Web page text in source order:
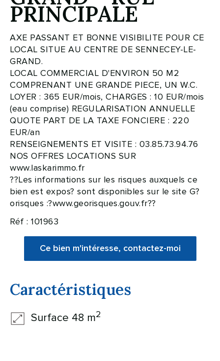
PRINCIPALE
AXE PASSANT ET BONNE VISIBILITE POUR CE
LOCAL SITUE AU CENTRE DE SENNECEY-LE-
GRAND.
LOCAL COMMERCIAL D'ENVIRON 50 M2
COMPRENANT UNE GRANDE PIECE, UN W.C.
LOYER : 365 EUR/mois, CHARGES : 10 EUR/mois
(eau comprise) REGULARISATION ANNUELLE
QUOTE PART DE LA TAXE FONCIERE : 220
EUR/an
RENSEIGNEMENTS ET VISITE : 03.85.73.94.76
NOS OFFRES LOCATIONS SUR
www.laskarimmo.fr
??Les informations sur les risques auxquels ce
bien est expos? sont disponibles sur le site G?
orisques :?www.georisques.gouv.fr??
Réf : 101963
Ce bien m'intéresse, contactez-moi
Caractéristiques
Surface 48 m2